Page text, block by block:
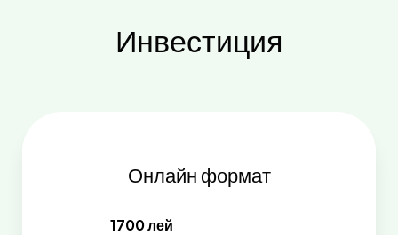
Инвестиция
Онлайн формат
1700 лей